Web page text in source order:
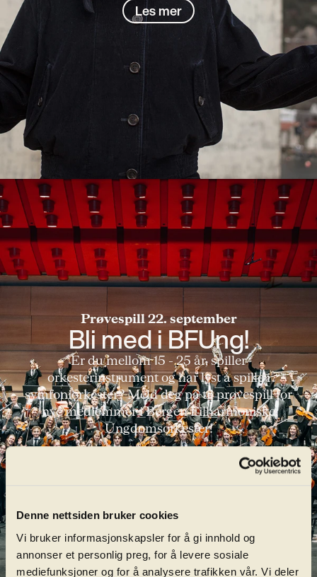
Denne nettsiden bruker cookies
Vi bruker informasjonskapsler for å gi innhold og
annonser et personlig preg, for å levere sosiale
mediefunksjoner og for å analysere trafikken vår. Vi deler
Les mer
Prøvespill 22. september
Bli med i BFUng!
Er du mellom 15 - 25 år, spiller
orkesterinstrument og har lyst å spille i
symfoniorkester? Meld deg på til prøvespill for
nye medlemmer i Bergen Filharmoniske
Ungdomsorkester!